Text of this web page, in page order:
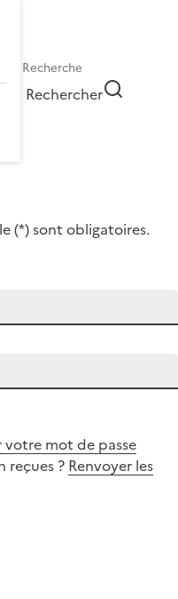
Rechercher
(*) sont obligatoires.
votre mot de passe
reçues ? Renvoyer les